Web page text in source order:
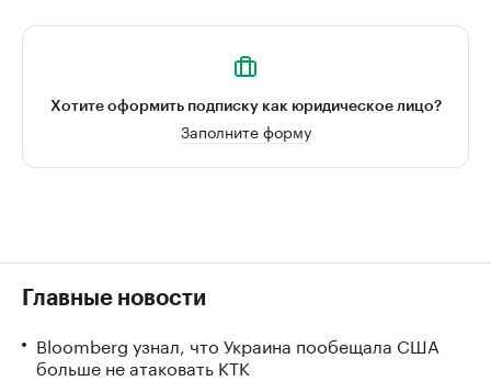
Хотите оформить подписку как юридическое лицо?
Заполните форму
Главные новости
Bloomberg узнал, что Украина пообещала США
больше не атаковать КТК